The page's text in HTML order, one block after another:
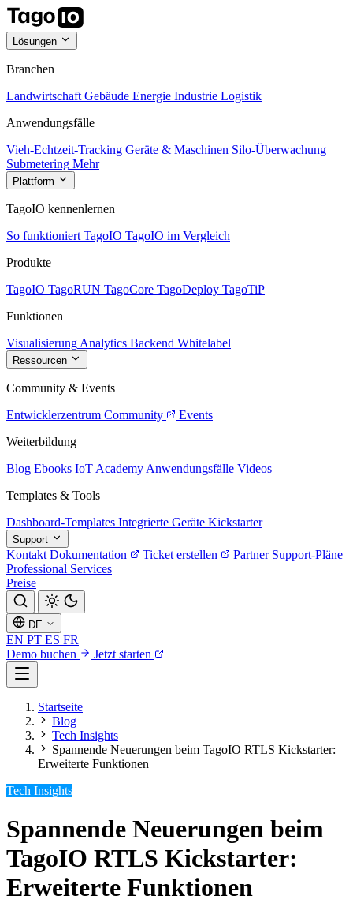
Lösungen
Branchen
Landwirtschaft Gebäude Energie Industrie Logistik
Anwendungsfälle
Vieh-Echtzeit-Tracking Geräte & Maschinen Silo-Überwachung
Submetering Mehr
Plattform
TagoIO kennenlernen
So funktioniert TagoIO TagoIO im Vergleich
Produkte
TagoIO TagoRUN TagoCore TagoDeploy TagoTiP
Funktionen
Visualisierung Analytics Backend Whitelabel
Ressourcen
Community & Events
Entwicklerzentrum Community
Events
Weiterbildung
Blog Ebooks IoT Academy Anwendungsfälle Videos
Templates & Tools
Dashboard-Templates Integrierte Geräte Kickstarter
Support
Kontakt Dokumentation Ticket erstellen Partner Support-Pläne
Professional Services
Preise
DE
EN PT ES FR
Demo buchen
Jetzt starten
Startseite
Blog
Tech Insights
Spannende Neuerungen beim TagoIO RTLS Kickstarter:
Erweiterte Funktionen
Tech Insights
Spannende Neuerungen beim
TagoIO RTLS Kickstarter:
Erweiterte Funktionen